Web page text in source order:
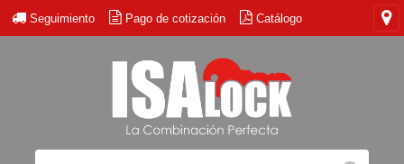
Seguimiento Pago de cotización Catálogo